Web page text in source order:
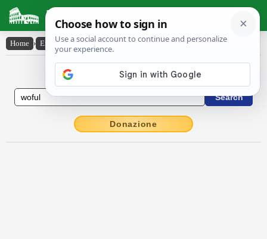
Latin Dictionary
Home › English-Latin › woful
English to Latin Dictionary
Donazione